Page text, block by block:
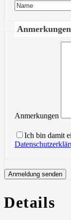
Anmerkungen
Ich bin damit
Details